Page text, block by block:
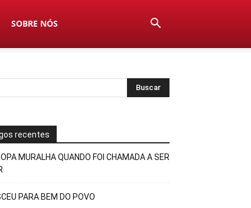
SOBRE NÓS
recentes
MURALHA QUANDO FOI CHAMADA A SER
PARA BEM DO POVO